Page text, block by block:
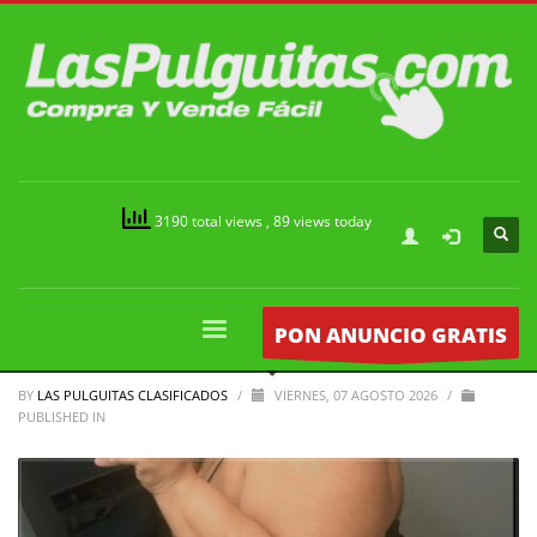
3190 total views , 89 views today
PON ANUNCIO GRATIS
BY LAS PULGUITAS CLASIFICADOS / VIERNES, 07 AGOSTO 2026 /
PUBLISHED IN